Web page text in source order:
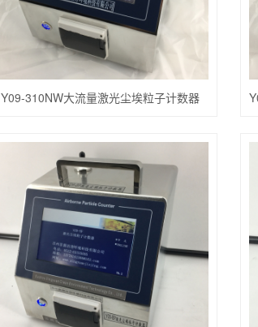
Y09-310NW大流量激光尘埃粒子计数器